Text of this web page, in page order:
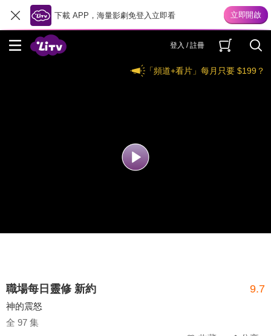
下載 APP，海量影劇免登入立即看
登入 / 註冊
「頻道+看片」每月只要 $199？
職場每日靈修 新約 9.7
神的震怒
全 97 集